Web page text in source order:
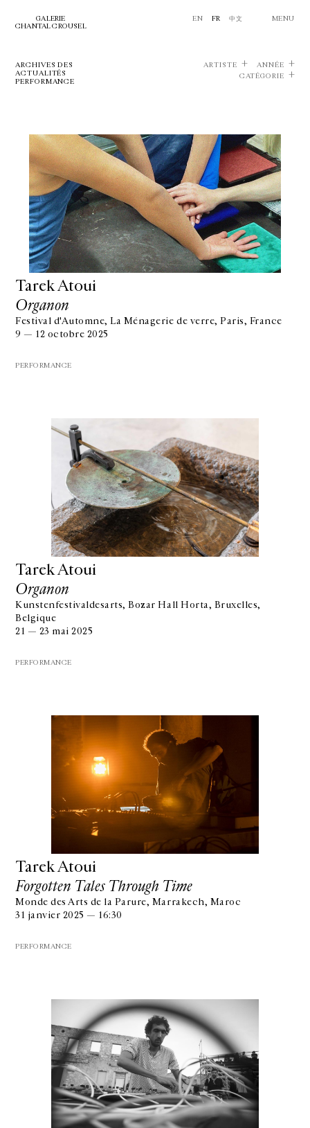
GALERIE
CHANTAL CROUSEL
EN FR 中文 MENU
ARCHIVES DES
ACTUALITÉS
PERFORMANCE
ARTISTE
ANNÉE
CATÉGORIE
Tarek Atoui
Organon
Festival d'Automne, La Ménagerie de verre, Paris, France
9 — 12 octobre 2025
PERFORMANCE
Tarek Atoui
Organon
Kunstenfestivaldesarts, Bozar Hall Horta, Bruxelles,
Belgique
21 — 23 mai 2025
PERFORMANCE
Tarek Atoui
Forgotten Tales Through Time
Monde des Arts de la Parure, Marrakech, Maroc
31 janvier 2025 — 16:30
PERFORMANCE